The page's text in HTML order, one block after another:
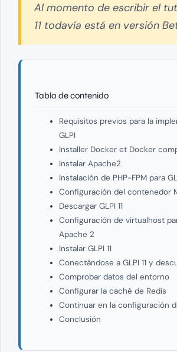
Al momento de escribir el
11 todavía está en versión
Tabla de contenido
Requisitos previos para la
GLPI
Installer Docker et Docker
Instalar Apache2
Instalación de PHP-FPM para
Configuración del contenedor
Descargar GLPI 11
Configuración de virtualhost
Apache 2
Instalar GLPI 11
Conectándose a GLPI 11 y
Comprobar datos del entorno
Configurar la caché de Redis
Continuar en la configuración
Conclusión